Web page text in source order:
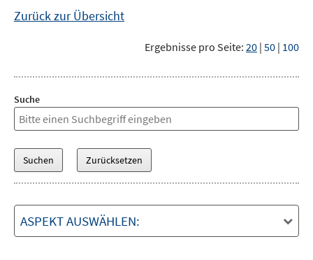
Zurück zur Übersicht
Ergebnisse pro Seite: 20 | 50 | 100
Suche
ASPEKT AUSWÄHLEN: